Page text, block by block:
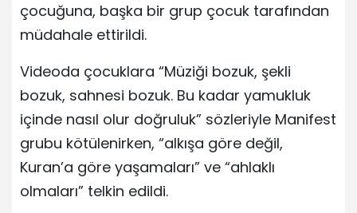
çocuğuna, başka bir grup çocuk tarafından
müdahale ettirildi.
Videoda çocuklara “Müziği bozuk, şekli
bozuk, sahnesi bozuk. Bu kadar yamukluk
içinde nasıl olur doğruluk” sözleriyle Manifest
grubu kötülenirken, “alkışa göre değil,
Kuran’a göre yaşamaları” ve “ahlaklı
olmaları” telkin edildi.